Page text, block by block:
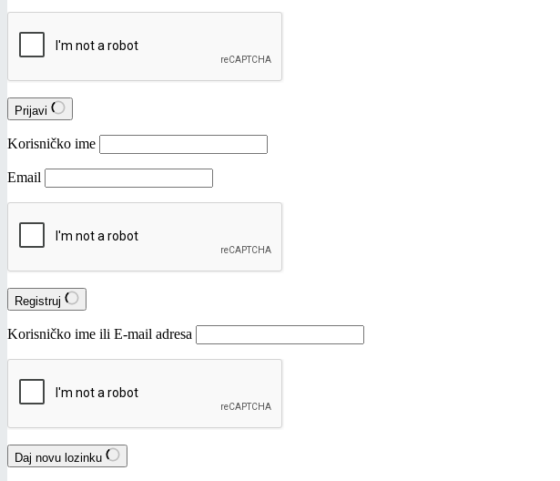
Prijavi
Korisničko ime
Email
Registruj
Korisničko ime ili E-mail adresa
Daj novu lozinku